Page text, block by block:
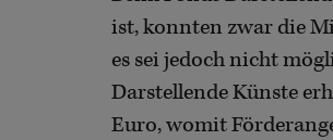
ist, konnten zwar die
es sei jedoch nicht
Darstellende Künste
Euro, womit